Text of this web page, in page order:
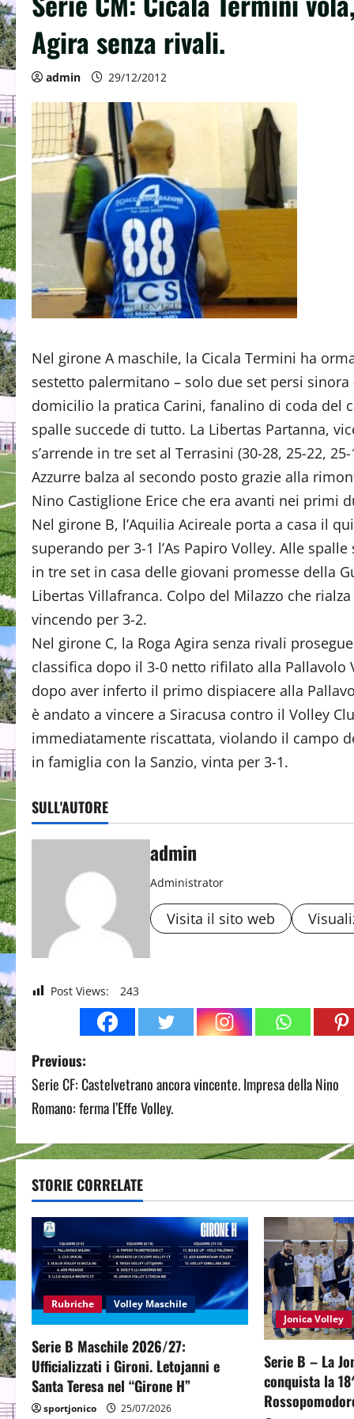
Agira senza rivali.
admin 29/12/2012
Nel girone A maschile, la Cicala Termini ha
sestetto palermitano – solo due set persi sinora
domicilio la pratica Carini, fanalino di coda del
spalle succede di tutto. La Libertas Partanna,
s’arrende in tre set al Terrasini (30-28, 25-22, 25-
Azzurre balza al secondo posto grazie alla
Nino Castiglione Erice che era avanti nei primi
Nel girone B, l’Aquilia Acireale porta a casa il
superando per 3-1 l’As Papiro Volley. Alle
in tre set in casa delle giovani promesse della
Libertas Villafranca. Colpo del Milazzo che
vincendo per 3-2.
Nel girone C, la Roga Agira senza rivali
classifica dopo il 3-0 netto rifilato alla Pallavolo
dopo aver inferto il primo dispiacere alla
è andato a vincere a Siracusa contro il Volley
immediatamente riscattata, violando il campo
in famiglia con la Sanzio, vinta per 3-1.
SULL'AUTORE
admin
Administrator
Visita il sito web
Post Views: 243
P
o
t
n
v
i
g
a
t
Previous:
Serie CF: Castelvetrano ancora vincente. Impresa della Nino
Romano: ferma l’Effe Volley.
STORIE CORRELATE
Rubriche Volley Maschile
Serie B Maschile 2026/27:
Ufficializzati i Gironi. Letojanni e
Santa Teresa nel “Girone H”
sportjonico 25/07/2026
Jonica Volley
Serie B – La
conquista la